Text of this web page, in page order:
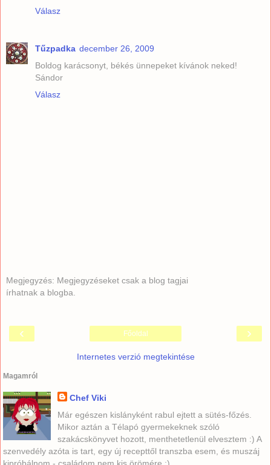
Válasz
Tűzpadka december 26, 2009
Boldog karácsonyt, békés ünnepeket kívánok neked!
Sándor
Válasz
Megjegyzés: Megjegyzéseket csak a blog tagjai
írhatnak a blogba.
‹ ›
Főoldal
Internetes verzió megtekintése
Magamról
Chef Viki
Már egészen kislányként rabul ejtett a sütés-főzés.
Mikor aztán a Télapó gyermekeknek szóló
szakácskönyvet hozott, menthetetlenül elvesztem :) A
szenvedély azóta is tart, egy új recepttől transzba esem, és muszáj
kipróbálnom - családom nem kis örömére :)